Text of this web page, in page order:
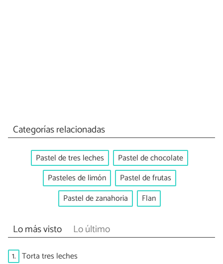
Categorías relacionadas
Pastel de tres leches
Pastel de chocolate
Pasteles de limón
Pastel de frutas
Pastel de zanahoria
Flan
Lo más visto Lo último
1. Torta tres leches